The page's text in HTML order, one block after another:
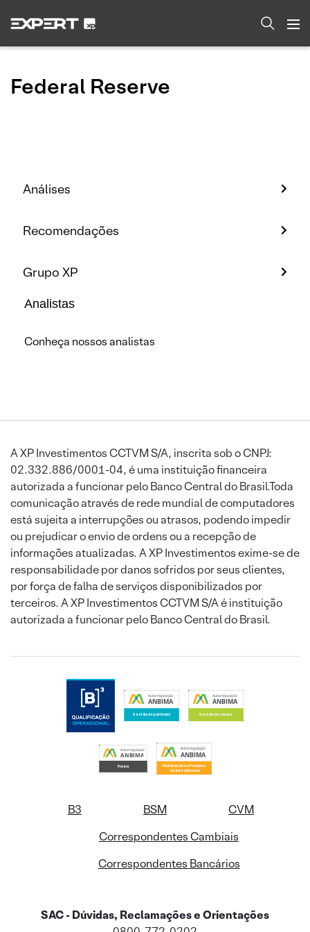
Federal Reserve
Análises
Recomendações
Grupo XP
Analistas
Conheça nossos analistas
A XP Investimentos CCTVM S/A, inscrita sob o CNPJ:
02.332.886/0001-04, é uma instituição financeira
autorizada a funcionar pelo Banco Central do Brasil.Toda
comunicação através de rede mundial de computadores
está sujeita a interrupções ou atrasos, podendo impedir
ou prejudicar o envio de ordens ou a recepção de
informações atualizadas. A XP Investimentos exime-se de
responsabilidade por danos sofridos por seus clientes,
por força de falha de serviços disponibilizados por
terceiros. A XP Investimentos CCTVM S/A é instituição
autorizada a funcionar pelo Banco Central do Brasil.
B3 BSM
CVM
Correspondentes Cambiais
Correspondentes Bancários
SAC - Dúvidas, Reclamações e Orientações